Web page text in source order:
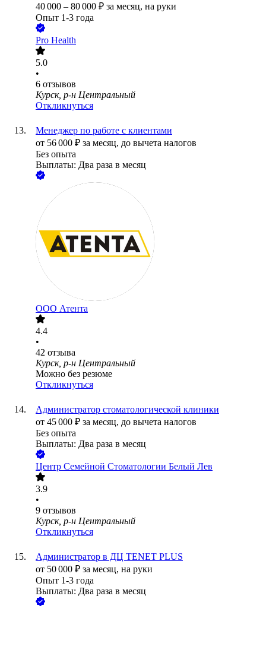
40 000 – 80 000 ₽ за месяц, на руки
Опыт 1-3 года
Pro Health
5.0
•
6 отзывов
Курск, р-н Центральный
Откликнуться
Менеджер по работе с клиентами
от 56 000 ₽ за месяц, до вычета налогов
Без опыта
Выплаты: Два раза в месяц
ООО Атента
4.4
•
42 отзыва
Курск, р-н Центральный
Можно без резюме
Откликнуться
Администратор стоматологической клиники
от 45 000 ₽ за месяц, до вычета налогов
Без опыта
Выплаты: Два раза в месяц
Центр Семейной Стоматологии Белый Лев
3.9
•
9 отзывов
Курск, р-н Центральный
Откликнуться
Администратор в ДЦ TENET PLUS
от 50 000 ₽ за месяц, на руки
Опыт 1-3 года
Выплаты: Два раза в месяц